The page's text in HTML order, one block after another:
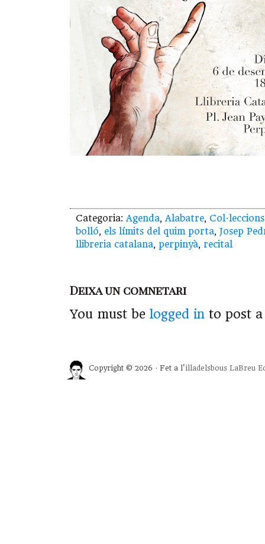
Categoria: Agenda, Alabatre, Col·leccions
bolló, els límits del quim porta, Josep
llibreria catalana, perpinyà, recital
Deixa un comnetari
You must be logged in to post
Copyright © 2026 · Fet a l'illadelsbous LaBreu